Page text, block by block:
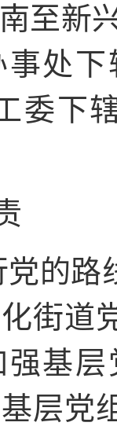
至新
处
委下
党的路
街道
基
层党